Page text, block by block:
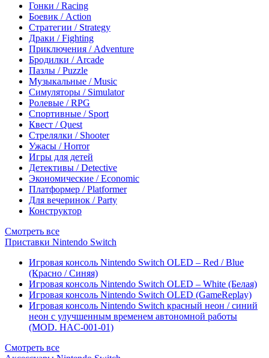
Гонки / Racing
Боевик / Action
Стратегии / Strategy
Драки / Fighting
Приключения / Adventure
Бродилки / Arcade
Пазлы / Puzzle
Музыкальные / Music
Симуляторы / Simulator
Ролевые / RPG
Спортивные / Sport
Квест / Quest
Стрелялки / Shooter
Ужасы / Horror
Игры для детей
Детективы / Detective
Экономические / Economic
Платформер / Platformer
Для вечеринок / Party
Конструктор
Смотреть все
Приставки Nintendo Switch
Игровая консоль Nintendo Switch OLED – Red / Blue
(Красно / Синяя)
Игровая консоль Nintendo Switch OLED – White (Белая)
Игровая консоль Nintendo Switch OLED (GameReplay)
Игровая консоль Nintendo Switch красный неон / синий
неон с улучшенным временем автономной работы
(MOD. HAC-001-01)
Смотреть все